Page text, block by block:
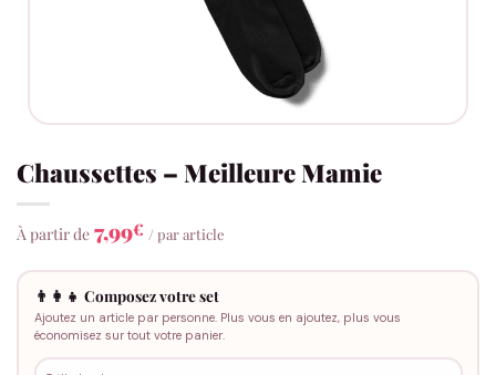
Chaussettes – Meilleure Mamie
À partir de 7,99€ / par article
👨‍👩‍👧 Composez votre set
Ajoutez un article par personne. Plus vous en ajoutez, plus vous
économisez sur tout votre panier.